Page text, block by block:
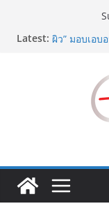
Latest: เอ-พลัสซัพพ
ภัยทั่วทุกพื้นที่
รฟท. เปิดเ
โครงการร
เดินหน้าพัฒ
“เอกนิติ” เ
ต้องเปิดเผย
การเงินต่อ
อาจเข้าข่าย
พิตบลู ศิษย์ท